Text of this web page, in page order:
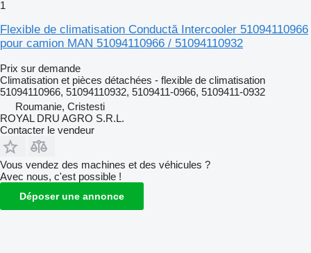
1
Flexible de climatisation Conductă Intercooler 51094110966
pour camion MAN 51094110966 / 51094110932
Prix sur demande
Climatisation et pièces détachées - flexible de climatisation
51094110966, 51094110932, 5109411-0966, 5109411-0932
Roumanie, Cristesti
ROYAL DRU AGRO S.R.L.
Contacter le vendeur
Vous vendez des machines et des véhicules ?
Avec nous, c'est possible !
Déposer une annonce